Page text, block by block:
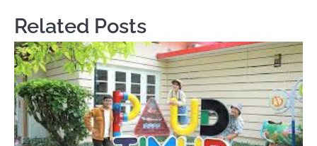
Related Posts